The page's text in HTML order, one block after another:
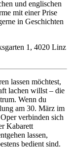
und englischen
mit einer Prise
in Geschichten
1, 4020 Linz
lassen möchtest,
lachen willst – die
Wenn du
am 30. März im
verbinden sich
Kabarett
lassen,
bedient sind.